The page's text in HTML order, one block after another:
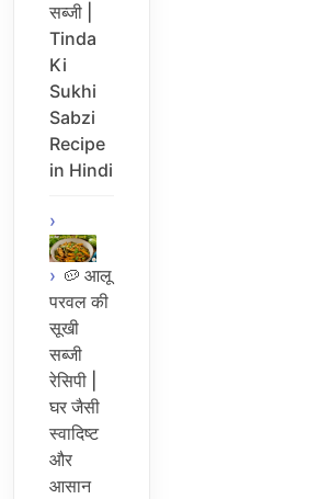
सब्जी |
Tinda
Ki
Sukhi
Sabzi
Recipe
in Hindi
🥔 आलू
परवल की
सूखी
सब्जी
रेसिपी |
घर जैसी
स्वादिष्ट
और
आसान